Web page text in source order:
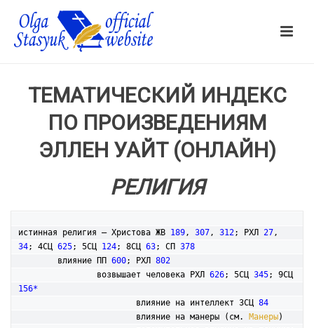
ТЕМАТИЧЕСКИЙ ИНДЕКС
ПО ПРОИЗВЕДЕНИЯМ
ЭЛЛЕН УАЙТ (ОНЛАЙН)
РЕЛИГИЯ
истинная религия – Христова ЖВ 189, 307, 312; РХЛ 27
34; 4СЦ 625; 5СЦ 124; 8СЦ 63; СП 378
	влияние ПП
600; РХЛ 802
		возвышает человека РХЛ
626; 5СЦ 345
156*
			влияние на интеллект 3СЦ
84
			влияние на манеры (см.
Манеры)